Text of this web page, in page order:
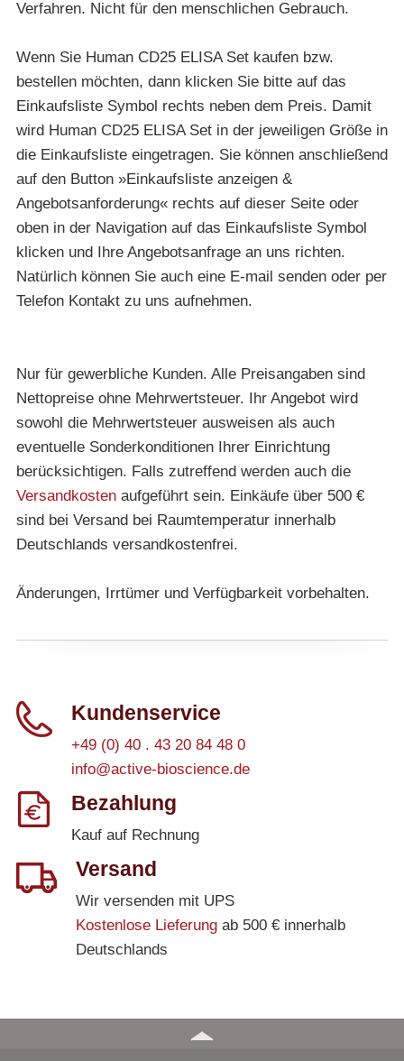
Verfahren. Nicht für den menschlichen Gebrauch.
Wenn Sie Human CD25 ELISA Set kaufen bzw.
bestellen möchten, dann klicken Sie bitte auf das
Einkaufsliste Symbol rechts neben dem Preis. Damit
wird Human CD25 ELISA Set in der jeweiligen Größe in
die Einkaufsliste eingetragen. Sie können anschließend
auf den Button »Einkaufsliste anzeigen &
Angebotsanforderung« rechts auf dieser Seite oder
oben in der Navigation auf das Einkaufsliste Symbol
klicken und Ihre Angebotsanfrage an uns richten.
Natürlich können Sie auch eine E-mail senden oder per
Telefon Kontakt zu uns aufnehmen.
Nur für gewerbliche Kunden. Alle Preisangaben sind
Nettopreise ohne Mehrwertsteuer. Ihr Angebot wird
sowohl die Mehrwertsteuer ausweisen als auch
eventuelle Sonderkonditionen Ihrer Einrichtung
berücksichtigen. Falls zutreffend werden auch die
Versandkostenaufgeführt sein. Einkäufe über 500 €
sind bei Versand bei Raumtemperatur innerhalb
Deutschlands versandkostenfrei.
Änderungen, Irrtümer und Verfügbarkeit vorbehalten.
Kundenservice
+49 (0) 40 . 43 20 84 48 0
info@active-bioscience.de
Bezahlung
Kauf auf Rechnung
Versand
Wir versenden mit UPS
Kostenlose Lieferungab 500 € innerhalb
Deutschlands